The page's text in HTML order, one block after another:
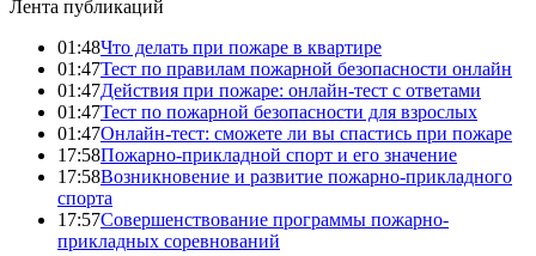
Лента публикаций
01:48Что делать при пожаре в квартире
01:47Тест по правилам пожарной безопасности онлайн
01:47Действия при пожаре: онлайн-тест с ответами
01:47Тест по пожарной безопасности для взрослых
01:47Онлайн-тест: сможете ли вы спастись при пожаре
17:58Пожарно-прикладной спорт и его значение
17:58Возникновение и развитие пожарно-прикладного
спорта
17:57Совершенствование программы пожарно-
прикладных соревнований